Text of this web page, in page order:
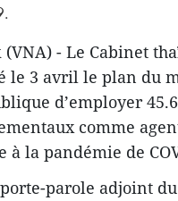
(VNA) - Le Cabinet
le 3 avril le plan du
d’employer
comme
à la pandémie de
parole adjoint